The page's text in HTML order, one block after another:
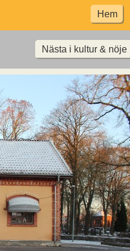
Hem
Nästa i kultur & nöje